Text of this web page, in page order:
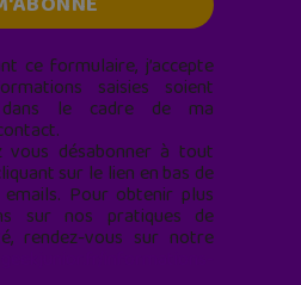
ce formulaire, j’accepte
saisies soient
dans le cadre de ma
vous désabonner à tout
sur le lien en bas de
Pour obtenir plus
sur nos pratiques de
rendez-vous sur notre